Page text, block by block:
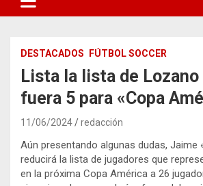
DESTACADOS FÚTBOL SOCCER
Lista la lista de
fuera 5 para «Copa
11/06/2024 redacción
Aún presentando algunas dudas, Jaime
reducirá la lista de jugadores que
en la próxima Copa América a 26